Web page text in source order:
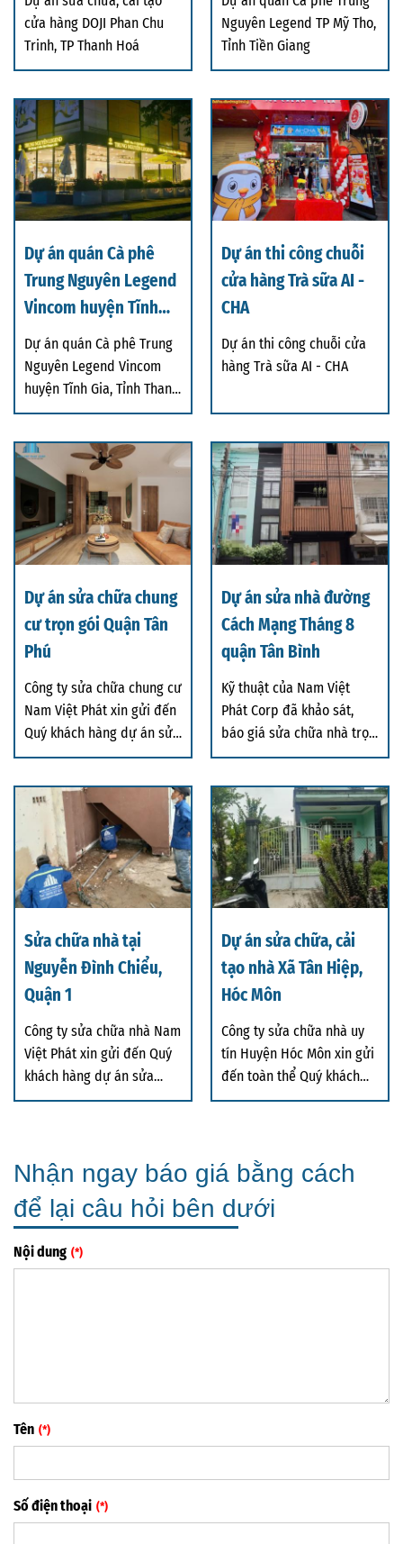
cửa hàng DOJI Phan Chu
Trinh, TP Thanh Hoá
Nguyên Legend TP Mỹ Tho,
Tỉnh Tiền Giang
Dự án quán Cà phê
Trung Nguyên Legend
Vincom huyện Tĩnh
Gia, Tỉnh Thanh Hoá
Dự án quán Cà phê Trung
Nguyên Legend Vincom
huyện Tĩnh Gia, Tỉnh Thanh
Hoá
Dự án thi công chuỗi
cửa hàng Trà sữa AI -
CHA
Dự án thi công chuỗi cửa
hàng Trà sữa AI - CHA
Dự án sửa chữa chung
cư trọn gói Quận Tân
Phú
Công ty sửa chữa chung cư
Nam Việt Phát xin gửi đến
Quý khách hàng dự án sửa
chữa chu
Dự án sửa nhà đường
Cách Mạng Tháng 8
quận Tân Bình
Kỹ thuật của Nam Việt
Phát Corp đã khảo sát,
báo giá sửa chữa nhà trọn
tại đường Cách
Sửa chữa nhà tại
Nguyễn Đình Chiểu,
Quận 1
Công ty sửa chữa nhà Nam
Việt Phát xin gửi đến Quý
khách hàng dự án sửa
chữa nhà tại
Dự án sửa chữa, cải
tạo nhà Xã Tân Hiệp,
Hóc Môn
Công ty sửa chữa nhà uy
tín Huyện Hóc Môn xin gửi
đến toàn thể Quý khách
hàng dự án s
Nhận ngay báo giá bằng cách
để lại câu hỏi bên dưới
Nội dung
Tên
Số điện thoại